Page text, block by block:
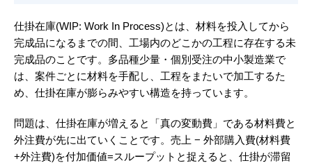
仕掛在庫(WIP: Work In Process)とは、材料を投入してから
完成品になるまでの間、工場内のどこかの工程に存在する未
完成品のことです。多品種少量・個別受注の中小製造業で
は、案件ごとに材料を手配し、工程をまたいで加工するた
め、仕掛在庫が膨らみやすい構造を持っています。
問題は、仕掛在庫が増えると「真の変動費」である材料費と
外注費が先に出ていくことです。売上 − 外部購入費(材料費
+外注費)を付加価値=スループットと捉えると、仕掛が滞留